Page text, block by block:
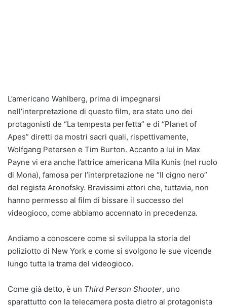
L’americano Wahlberg, prima di impegnarsi
nell’interpretazione di questo film, era stato uno dei
protagonisti de “La tempesta perfetta” e di “Planet of
Apes” diretti da mostri sacri quali, rispettivamente,
Wolfgang Petersen e Tim Burton. Accanto a lui in Max
Payne vi era anche l’attrice americana Mila Kunis (nel ruolo
di Mona), famosa per l’interpretazione ne “Il cigno nero”
del regista Aronofsky. Bravissimi attori che, tuttavia, non
hanno permesso al film di bissare il successo del
videogioco, come abbiamo accennato in precedenza.
Andiamo a conoscere come si sviluppa la storia del
poliziotto di New York e come si svolgono le sue vicende
lungo tutta la trama del videogioco.
Come già detto, è un Third Person Shooter, uno
sparattutto con la telecamera posta dietro al protagonista